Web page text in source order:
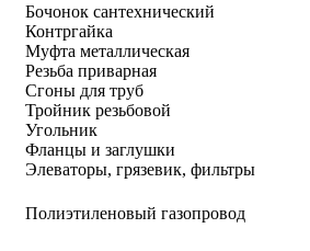
Бочонок сантехнический
Контргайка
Муфта металлическая
Резьба приварная
Сгоны для труб
Тройник резьбовой
Угольник
Фланцы и заглушки
Элеваторы, грязевик, фильтры
Полиэтиленовый газопровод